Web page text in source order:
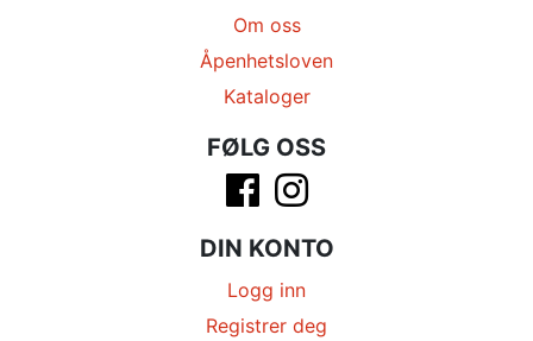
Om oss
Åpenhetsloven
Kataloger
FØLG OSS
DIN KONTO
Logg inn
Registrer deg